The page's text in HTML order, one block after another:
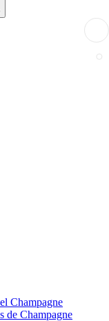
Champagne
de Champagne